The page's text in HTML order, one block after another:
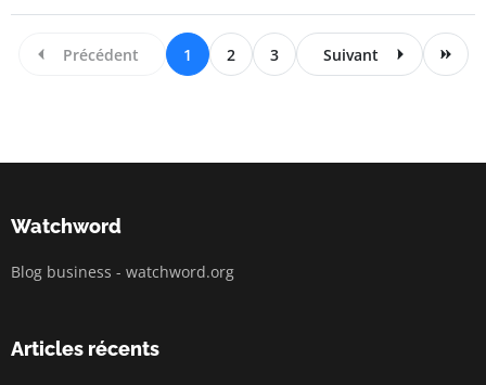
Précédent 1 2 3 Suivant
Watchword
Blog business - watchword.org
Articles récents